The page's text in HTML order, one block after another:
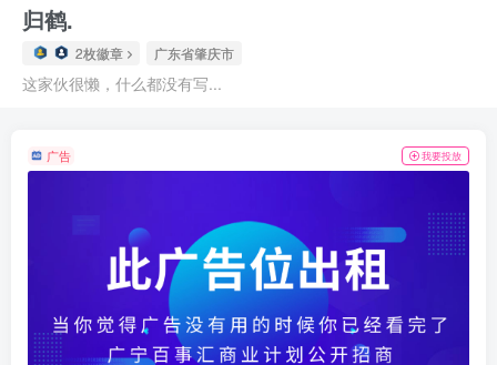
归鹤.
2枚徽章 广东省肇庆市
这家伙很懒，什么都没有写...
广告 我要投放